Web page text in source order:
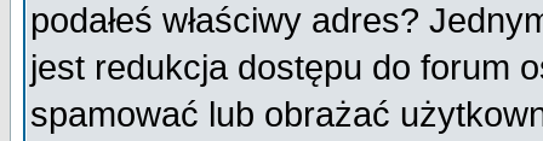
podałeś właściwy adres?
jest redukcja dostępu do forum
spamować lub obrażać